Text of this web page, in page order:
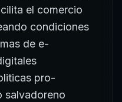
el comercio
condiciones
de e-
pro-
salvadoreno